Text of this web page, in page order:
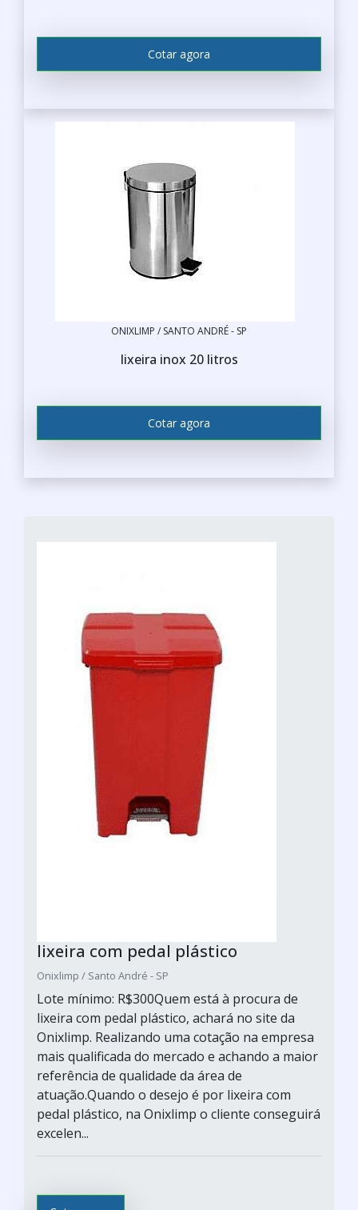
Cotar agora
ONIXLIMP / SANTO ANDRÉ - SP
lixeira inox 20 litros
Cotar agora
lixeira com pedal plástico
Onixlimp / Santo André - SP
Lote mínimo: R$300Quem está à procura de
lixeira com pedal plástico, achará no site da
Onixlimp. Realizando uma cotação na empresa
mais qualificada do mercado e achando a maior
referência de qualidade da área de
atuação.Quando o desejo é por lixeira com
pedal plástico, na Onixlimp o cliente conseguirá
excelen...